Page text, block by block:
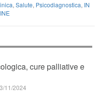
,Salute, Psicodiagnostica, IN
cure palliative e
11/2024